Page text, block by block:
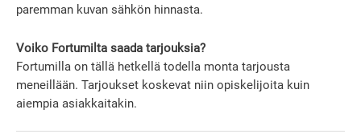
paremman kuvan sähkön hinnasta.
Voiko Fortumilta saada tarjouksia?
Fortumilla on tällä hetkellä todella monta tarjousta
meneillään. Tarjoukset koskevat niin opiskelijoita kuin
aiempia asiakkaitakin.